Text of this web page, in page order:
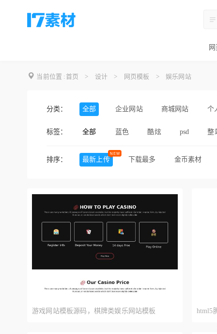
当前位置 :首页 > 设计 > 网页模板 > 娱乐网站
分类： 全部 企业网站 商城网站 个
标签： 全部 蓝色 酷炫 psd 整
黑色
排序： 最新上传 下载最多 金币素材
游戏网站模板源码，棋牌类娱乐网站模板 html5